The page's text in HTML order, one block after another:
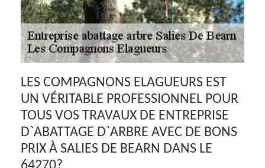
LES COMPAGNONS ELAGUEURS EST
UN VÉRITABLE PROFESSIONNEL POUR
TOUS VOS TRAVAUX DE ENTREPRISE
D`ABATTAGE D`ARBRE AVEC DE BONS
PRIX À SALIES DE BEARN DANS LE